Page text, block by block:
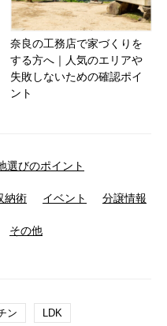
奈良の工務店で家づくりを
する方へ｜人気のエリアや
失敗しないための確認ポイ
ント
選びのポイント
納術 イベント 分譲情報
その他
ン LDK